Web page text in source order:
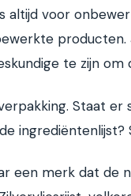
altijd voor
te zijn om
Staat er
ingrediëntenlijst?
een merk dat de